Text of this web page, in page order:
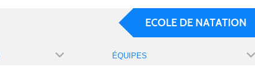
ECOLE DE NATATION
ÉQUIPES